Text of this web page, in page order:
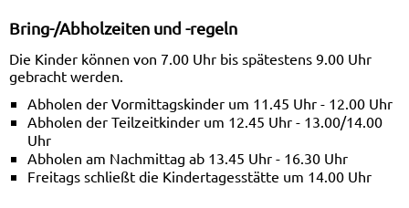
Bring-/Abholzeiten und -regeln
Die Kinder können von 7.00 Uhr bis spätestens 9.00 Uhr
gebracht werden.
Abholen der Vormittagskinder um 11.45 Uhr - 12.00 Uhr
Abholen der Teilzeitkinder um 12.45 Uhr - 13.00/14.00
Uhr
Abholen am Nachmittag ab 13.45 Uhr - 16.30 Uhr
Freitags schließt die Kindertagesstätte um 14.00 Uhr